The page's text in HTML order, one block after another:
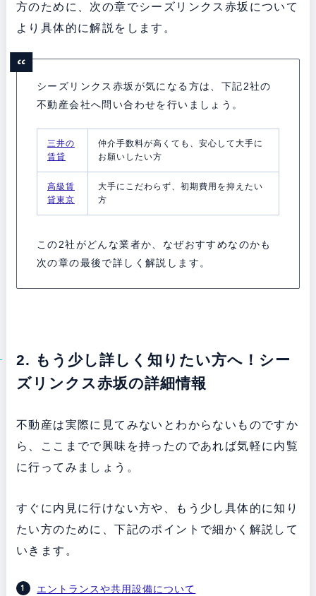
方のために、次の章でシーズリンクス赤坂について
より具体的に解説をします。
シーズリンクス赤坂が気になる方は、下記2社の
不動産会社へ問い合わせを行いましょう。
三井の
賃貸
仲介手数料が高くても、安心して大手に
お願いしたい方
高級賃
貸東京
大手にこだわらず、初期費用を抑えたい
方
この2社がどんな業者か、なぜおすすめなのかも
次の章の最後で詳しく解説します。
2. もう少し詳しく知りたい方へ！シー
ズリンクス赤坂の詳細情報
不動産は実際に見てみないとわからないものですか
ら、ここまでで興味を持ったのであれば気軽に内覧
に行ってみましょう。
すぐに内見に行けない方や、もう少し具体的に知り
たい方のために、下記のポイントで細かく解説して
いきます。
エントランスや共用設備について